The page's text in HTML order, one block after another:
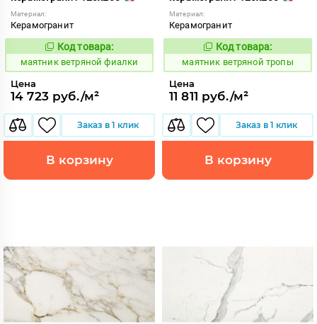
Материал:
Керамогранит
923364
Код товара:
маятник ветряной фиалки
Цена
14 723 руб./м²
Заказ в 1 клик
В корзину
Материал:
Керамогранит
923358
Код товара:
маятник ветряной тропы
Цена
11 811 руб./м²
Заказ в 1 клик
В корзину